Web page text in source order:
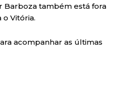
Barboza também está fora
Vitória.
acompanhar as últimas